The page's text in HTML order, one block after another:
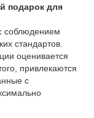
подарок для
соблюдением
стандартов.
оценивается
привлекаются
с